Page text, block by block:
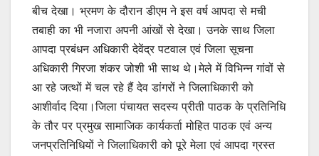
बीच देखा। भ्रमण के दौरान डीएम ने इस वर्ष आपदा से मची
तबाही का भी नजारा अपनी आंखों से देखा। उनके साथ जिला
आपदा प्रबंधन अधिकारी देवेंद्र पटवाल एवं जिला सूचना
अधिकारी गिरजा शंकर जोशी भी साथ थे।मेले में विभिन्न गांवों से
आ रहे जत्थों में चल रहे हैं देव डांगरों ने जिलाधिकारी को
आशीर्वाद दिया।जिला पंचायत सदस्य प्रीती पाठक के प्रतिनिधि
के तौर पर प्रमुख सामाजिक कार्यकर्ता मोहित पाठक एवं अन्य
जनप्रतिनिधियों ने जिलाधिकारी को पूरे मेला एवं आपदा ग्रस्त